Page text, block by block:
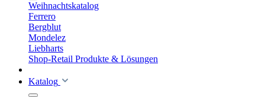
Weihnachtskatalog
Ferrero
Bergblut
Mondelez
Liebharts
Shop-Retail Produkte & Lösungen
Katalog